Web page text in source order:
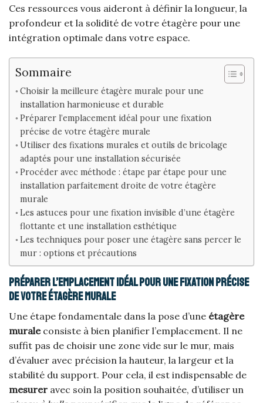
Ces ressources vous aideront à définir la longueur, la
profondeur et la solidité de votre étagère pour une
intégration optimale dans votre espace.
Sommaire
Choisir la meilleure étagère murale pour une
installation harmonieuse et durable
Préparer l’emplacement idéal pour une fixation
précise de votre étagère murale
Utiliser des fixations murales et outils de bricolage
adaptés pour une installation sécurisée
Procéder avec méthode : étape par étape pour une
installation parfaitement droite de votre étagère
murale
Les astuces pour une fixation invisible d’une étagère
flottante et une installation esthétique
Les techniques pour poser une étagère sans percer le
mur : options et précautions
Préparer l’emplacement idéal pour une fixation précise
de votre étagère murale
Une étape fondamentale dans la pose d’une étagère
muraleconsiste à bien planifier l’emplacement. Il ne
suffit pas de choisir une zone vide sur le mur, mais
d’évaluer avec précision la hauteur, la largeur et la
stabilité du support. Pour cela, il est indispensable de
mesurer avec soin la position souhaitée, d’utiliser un